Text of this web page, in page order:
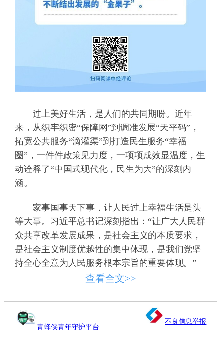
过上美好生活，是人们的共同期盼。近年
来，从织牢织密“保障网”到调准发展“天平码”，
拓宽公共服务“滴灌渠”到打造民生服务“幸福
圈”，一件件政策见力度，一项项成效显温度，生
动诠释了“中国式现代化，民生为大”的深刻内
涵。
家事国事天下事，让人民过上幸福生活是头
等大事。习近平总书记深刻指出：“让广大人民群
众共享改革发展成果，是社会主义的本质要求，
是社会主义制度优越性的集中体现，是我们党坚
持全心全意为人民服务根本宗旨的重要体现。”
从“有没有”转向“好不好”，但社会民生领域仍存
在一些短板弱项。比如，新就业形态人员权益保
障还需要加强、卫生健康体系投入保障力度有待
查看全文>>
青蜂侠青年守护平台
不良信息举报